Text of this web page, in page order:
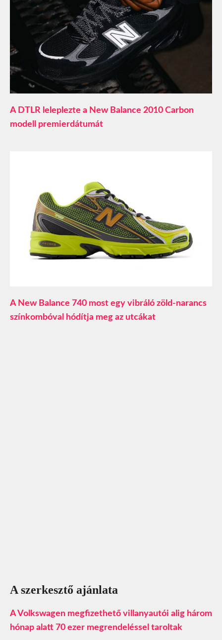
A DTLR leleplezte a New Balance 2010 Carbon
modell premierdátumát
A New Balance 740 most egy vibráló zöld-narancs
színkombóval hódítja meg az utcákat
A szerkesztő ajánlata
A Volkswagen megfizethető villanyautói alig három
hónap alatt 70 ezer megrendeléssel taroltak